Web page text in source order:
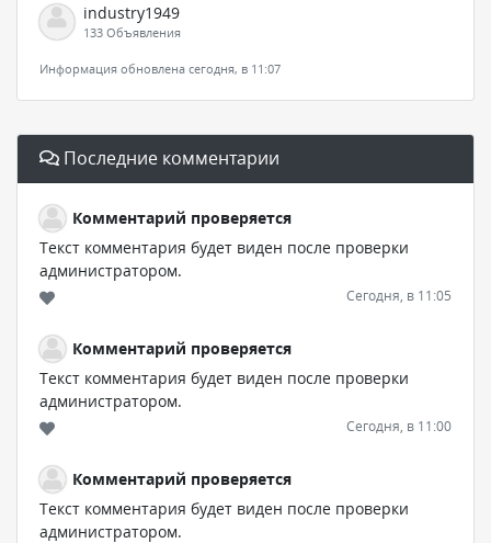
industry1949
133 Объявления
Информация обновлена сегодня, в 11:07
Последние комментарии
Комментарий проверяется
Текст комментария будет виден после проверки
администратором.
Сегодня, в 11:05
Комментарий проверяется
Текст комментария будет виден после проверки
администратором.
Сегодня, в 11:00
Комментарий проверяется
Текст комментария будет виден после проверки
администратором.